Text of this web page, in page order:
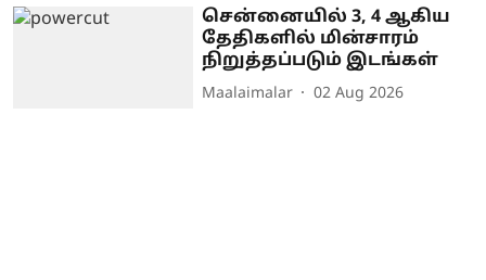
சென்னையில் 3, 4 ஆகிய
தேதிகளில் மின்சாரம்
நிறுத்தப்படும் இடங்கள்
Maalaimalar 02 Aug 2026